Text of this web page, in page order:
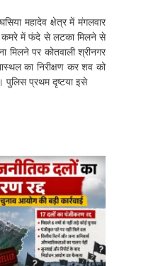
महादेव क्षेत्र में मंगलवार
कमरे में फंदे से लटका मिलने से
पर कोतवाली श्रीनगर
का निरीक्षण कर शव को
प्रथम दृष्टया इसे